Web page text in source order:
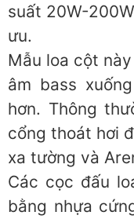
suất 20W-
ưu.
Mẫu loa cột
âm bass
hơn. Thông
cổng thoát hơi
xa tường và
Các cọc đấu
bằng nhựa